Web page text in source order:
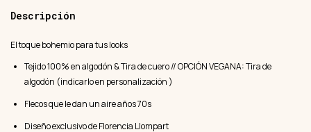
Descripción
El toque bohemio para tus looks
Tejido 100% en algodón & Tira de cuero // OPCIÓN VEGANA: Tira de
algodón (indicarlo en personalización )
Flecos que le dan un aire años 70s
Diseño exclusivo de Florencia Llompart